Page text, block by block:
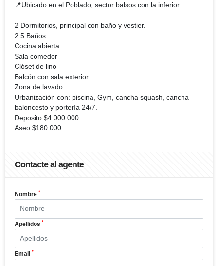
📍Ubicado en el Poblado, sector balsos con la inferior.
2 Dormitorios, principal con baño y vestier.
2.5 Baños
Cocina abierta
Sala comedor
Clóset de lino
Balcón con sala exterior
Zona de lavado
Urbanización con: piscina, Gym, cancha squash, cancha
baloncesto y portería 24/7.
Deposito $4.000.000
Aseo $180.000
Contacte al agente
Nombre *
Apellidos *
Email *